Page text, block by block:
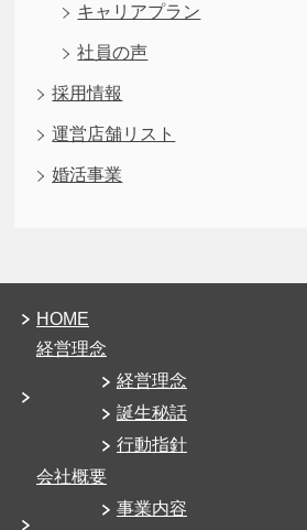
キャリアプラン
社員の声
採用情報
運営店舗リスト
婚活事業
HOME
経営理念
経営理念
誕生秘話
行動指針
会社概要
事業内容